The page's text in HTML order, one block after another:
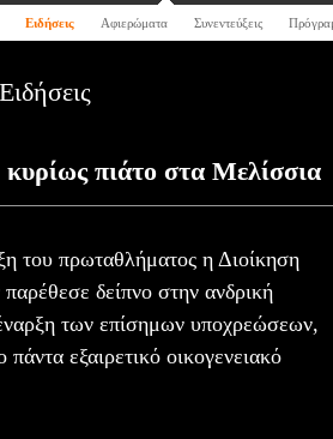
Ειδήσεις Αφιερώματα Συνεντεύξεις
κυρίως πιάτο στα Μελίσσια
του πρωταθλήματος η Διοίκηση
δείπνο στην ανδρική
των επίσημων υποχρεώσεων,
πάντα εξαιρετικό οικογενειακό